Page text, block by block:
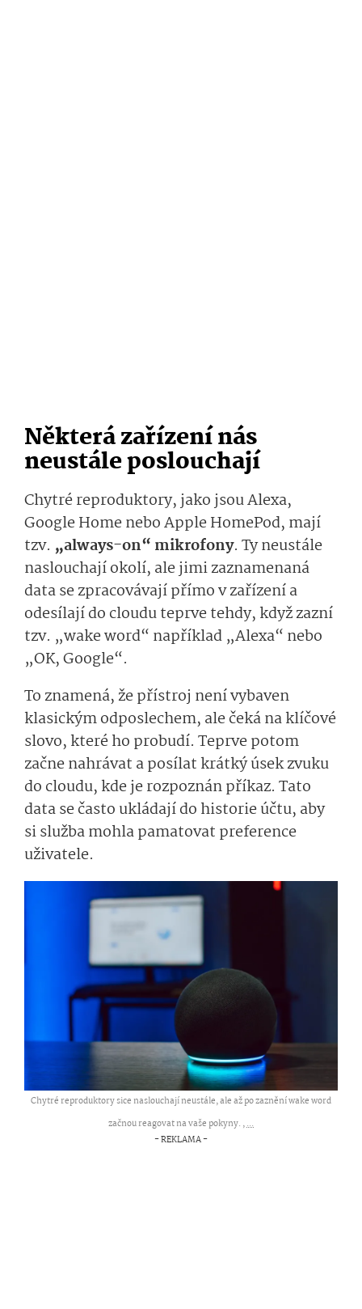
Některá zařízení nás
neustále poslouchají
Chytré reproduktory, jako jsou Alexa,
Google Home nebo Apple HomePod, mají
tzv. „always-on“ mikrofony. Ty neustále
naslouchají okolí, ale jimi zaznamenaná
data se zpracovávají přímo v zařízení a
odesílají do cloudu teprve tehdy, když zazní
tzv. „wake word“ například „Alexa“ nebo
„OK, Google“.
To znamená, že přístroj není vybaven
klasickým odposlechem, ale čeká na klíčové
slovo, které ho probudí. Teprve potom
začne nahrávat a posílat krátký úsek zvuku
do cloudu, kde je rozpoznán příkaz. Tato
data se často ukládají do historie účtu, aby
si služba mohla pamatovat preference
uživatele.
Chytré reproduktory sice naslouchají neustále, ale až po zaznění wake word
začnou reagovat na vaše pokyny. ,...